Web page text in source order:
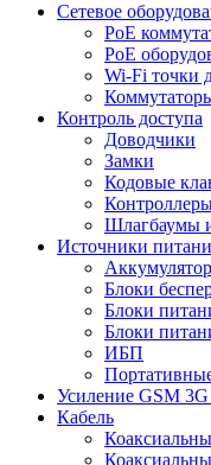
Сетевое
PoE
PoE
Wi-Fi точки
Контроль доступа
Доводчики
Замки
Кодовые
Шлагбаумы
Источники
Блоки
Блоки
Блоки
ИБП
Усиление GSM
Кабель